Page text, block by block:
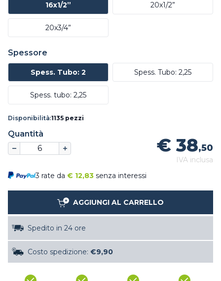
16x1/2” 20x1/2”
20x3/4”
Spessore
Spess. Tubo: 2 Spess. Tubo: 2,25
Spess. tubo: 2,25
Disponibilità:1135 pezzi
Quantità
€ 38,50
IVA inclusa
3 rate da € 12,83 senza interessi
AGGIUNGI AL CARRELLO
Spedito in 24 ore
Costo spedizione: €9,90